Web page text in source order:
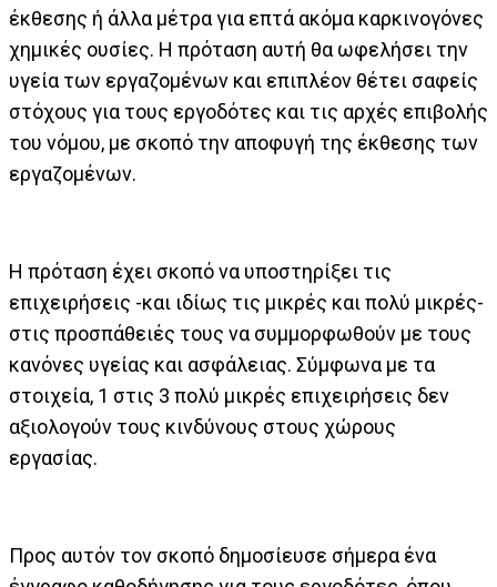
έκθεσης ή άλλα μέτρα για επτά ακόμα καρκινογόνες
χημικές ουσίες. Η πρόταση αυτή θα ωφελήσει την
υγεία των εργαζομένων και επιπλέον θέτει σαφείς
στόχους για τους εργοδότες και τις αρχές επιβολής
του νόμου, με σκοπό την αποφυγή της έκθεσης των
εργαζομένων.
Η πρόταση έχει σκοπό να υποστηρίξει τις
επιχειρήσεις -και ιδίως τις μικρές και πολύ μικρές-
στις προσπάθειές τους να συμμορφωθούν με τους
κανόνες υγείας και ασφάλειας. Σύμφωνα με τα
στοιχεία, 1 στις 3 πολύ μικρές επιχειρήσεις δεν
αξιολογούν τους κινδύνους στους χώρους
εργασίας.
Προς αυτόν τον σκοπό δημοσίευσε σήμερα ένα